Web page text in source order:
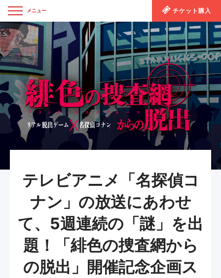
メニュー
チケット購入
テレビアニメ「名探偵コ
ナン」の放送にあわせ
て、5週連続の「謎」を出
題！「緋色の捜査網から
の脱出」開催記念企画ス